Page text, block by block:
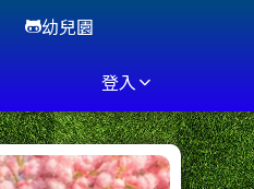
幼兒園
登入